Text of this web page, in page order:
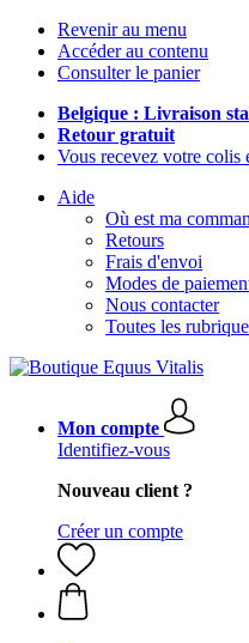
Revenir au menu
Accéder au contenu
Consulter le panier
Belgique : Livraison
Retour gratuit
Vous recevez votre colis
Aide
Où est ma
Retours
Frais d'envoi
Modes de
Nous contacter
Toutes les
Mon compte
Identifiez-vous
Nouveau client ?
Créer un compte